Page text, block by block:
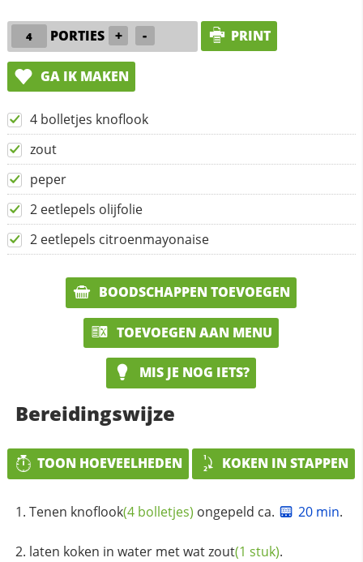
PORTIES + - PRINT
GA IK MAKEN
4 bolletjes knoflook
zout
peper
2 eetlepels olijfolie
2 eetlepels citroenmayonaise
BOODSCHAPPEN TOEVOEGEN
TOEVOEGEN AAN MENU
MIS JE NOG IETS?
Bereidingswijze
TOON HOEVEELHEDEN KOKEN IN STAPPEN
Tenen knoflook(4 bolletjes) ongepeld ca. 20 min.
laten koken in water met watzout(1 stuk).